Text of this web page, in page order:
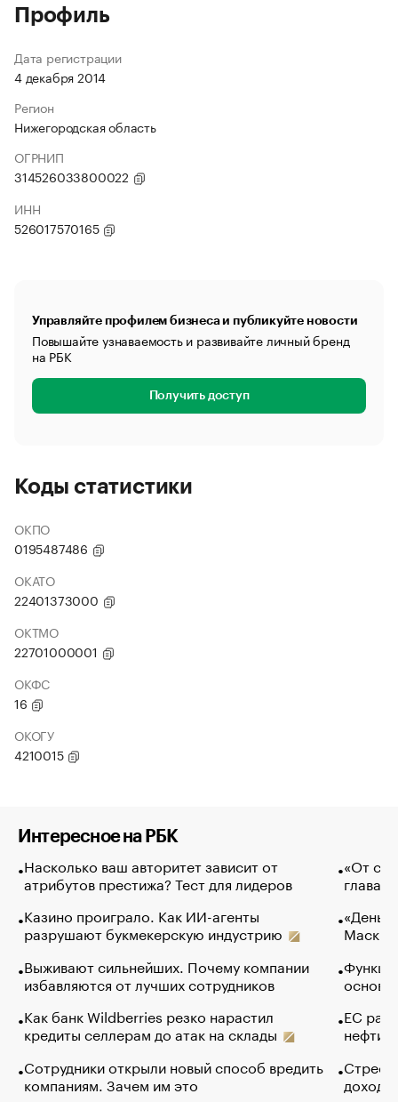
Профиль
Дата регистрации
4 декабря 2014
Регион
Нижегородская область
ОГРНИП
314526033800022
ИНН
526017570165
Управляйте профилем бизнеса и публикуйте новости
Повышайте узнаваемость и развивайте личный бренд
на РБК
Получить доступ
Коды статистики
ОКПО
0195487486
ОКАТО
22401373000
ОКТМО
22701000001
ОКФС
16
ОКОГУ
4210015
Интересное на РБК
Насколько ваш авторитет зависит от
атрибутов престижа? Тест для лидеров
Казино проиграло. Как ИИ-агенты
разрушают букмекерскую индустрию
Выживают сильнейших. Почему компании
избавляются от лучших сотрудников
Как банк Wildberries резко нарастил
кредиты селлерам до атак на склады
Сотрудники открыли новый способ вредить
компаниям. Зачем им это
«От
глава
Маск в
основ
ЕС
нефти